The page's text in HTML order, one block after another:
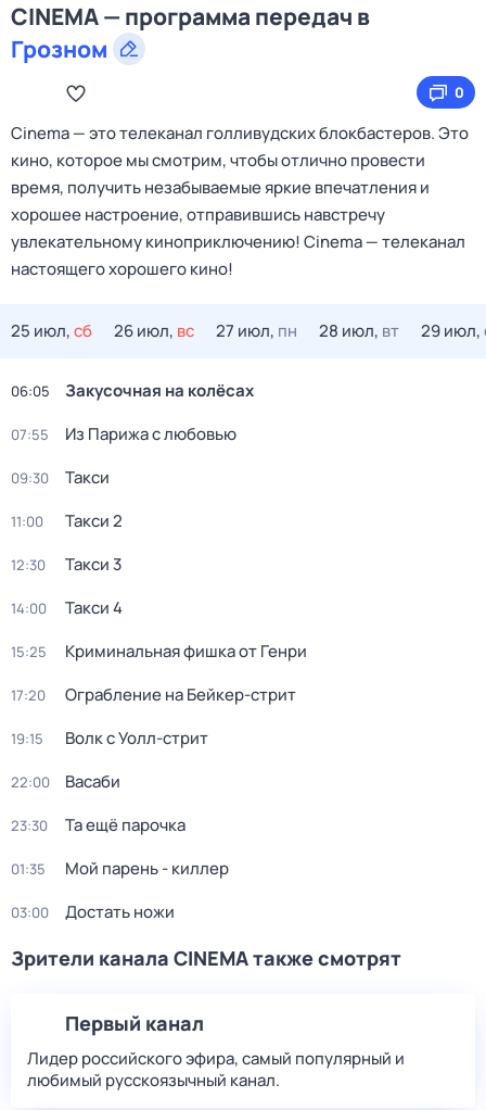
CINEMA — программа передач в
Грозном
0
Cinema — это телеканал голливудских блокбастеров. Это
кино, которое мы смотрим, чтобы отлично провести
время, получить незабываемые яркие впечатления и
хорошее настроение, отправившись навстречу
увлекательному киноприключению! Cinema — телеканал
настоящего хорошего кино!
25 июл,сб 26 июл, вс 27 июл, пн 28 июл, вт 29 июл,
06:05 Закусочная на колёсах
07:55 Из Парижа с любовью
09:30 Такси
11:00 Такси 2
12:30 Такси 3
14:00 Такси 4
15:25 Криминальная фишка от Генри
17:20 Ограбление на Бейкер-стрит
19:15 Волк с Уолл-стрит
22:00 Васаби
23:30 Та ещё парочка
01:35 Мой парень - киллер
03:00 Достать ножи
Зрители канала CINEMA также смотрят
Первый канал
Лидер российского эфира, самый популярный и
любимый русскоязычный канал.